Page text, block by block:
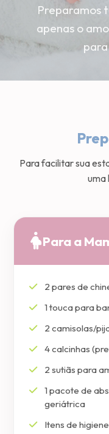
Preparamos
apenas o
Para facilitar sua
uma
Para a
2 pares de
1 touca para
2 camisolas/
4 calcinhas
2 sutiãs para
1 pacote de
geriátrica
Itens de